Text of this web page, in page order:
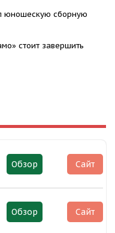
юношескую сборную
стоит завершить
Обзор Сайт
Обзор Сайт